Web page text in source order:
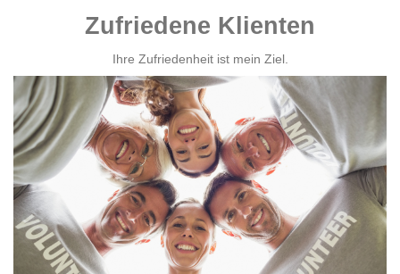
Zufriedene Klienten
Ihre Zufriedenheit ist mein Ziel.